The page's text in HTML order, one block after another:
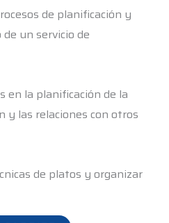
de planificación y
un servicio de
en la planificación de la
y las relaciones con otros
de platos y organizar